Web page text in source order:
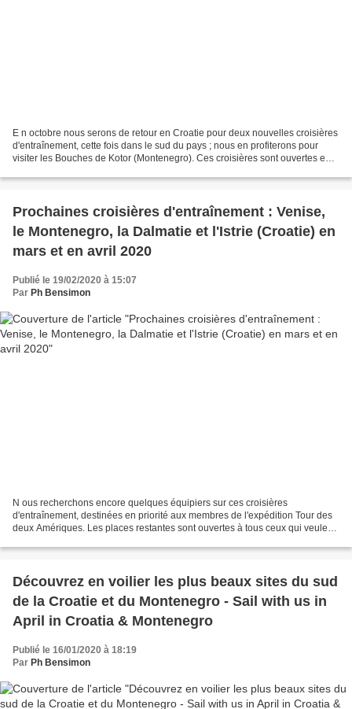
E n octobre nous serons de retour en Croatie pour deux nouvelles croisières
d'entraînement, cette fois dans le sud du pays ; nous en profiterons pour
visiter les Bouches de Kotor (Montenegro). Ces croisières sont ouvertes en
Prochaines croisières d'entraînement : Venise,
le Montenegro, la Dalmatie et l'Istrie (Croatie) en
mars et en avril 2020
Publié le 19/02/2020 à 15:07
Par Ph Bensimon
N ous recherchons encore quelques équipiers sur ces croisières
d'entraînement, destinées en priorité aux membres de l'expédition Tour des
deux Amériques. Les places restantes sont ouvertes à tous ceux qui veulent
Découvrez en voilier les plus beaux sites du sud
de la Croatie et du Montenegro - Sail with us in
April in Croatia & Montenegro
Publié le 16/01/2020 à 18:19
Par Ph Bensimon